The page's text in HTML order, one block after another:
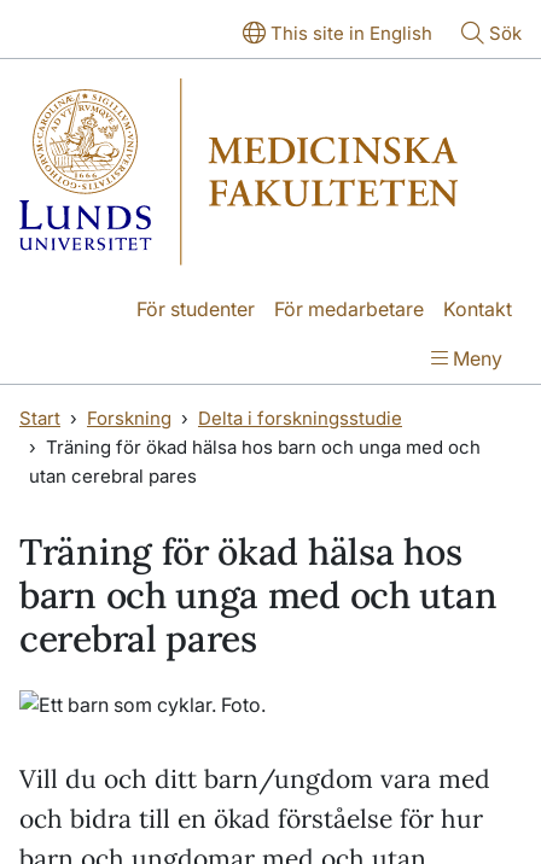
This site in English Sök
För studenter För medarbetare Kontakt
Meny
Start Forskning
Delta i forskningsstudie
Träning för ökad hälsa hos barn och unga med och
utan cerebral pares
Träning för ökad hälsa hos
barn och unga med och utan
cerebral pares
Vill du och ditt barn/ungdom vara med
och bidra till en ökad förståelse för hur